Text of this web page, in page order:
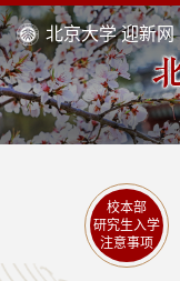
北京大学 迎新网
校本部
研究生入学
注意事项